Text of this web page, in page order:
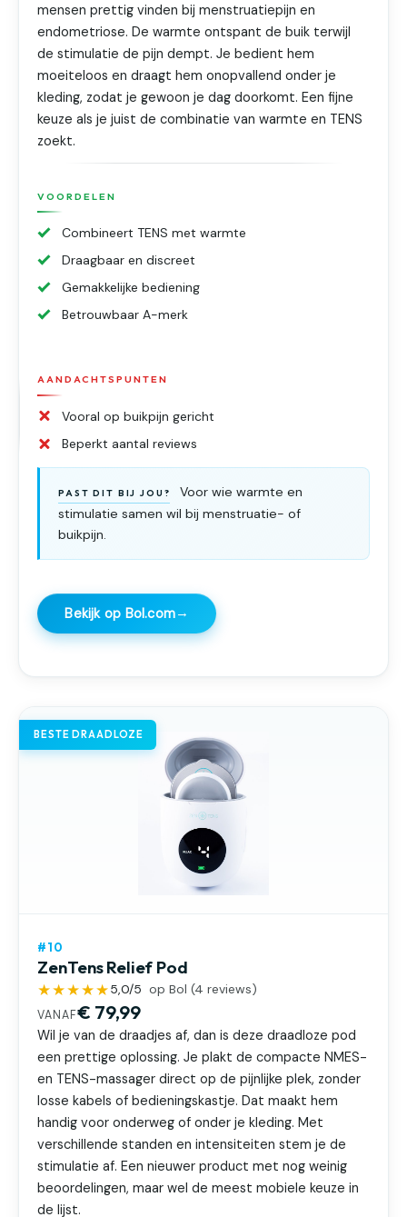
mensen prettig vinden bij menstruatiepijn en
endometriose. De warmte ontspant de buik terwijl
de stimulatie de pijn dempt. Je bedient hem
moeiteloos en draagt hem onopvallend onder je
kleding, zodat je gewoon je dag doorkomt. Een fijne
keuze als je juist de combinatie van warmte en TENS
zoekt.
VOORDELEN
Combineert TENS met warmte
Draagbaar en discreet
Gemakkelijke bediening
Betrouwbaar A-merk
AANDACHTSPUNTEN
Vooral op buikpijn gericht
Beperkt aantal reviews
PAST DIT BIJ JOU?
Voor wie warmte en
stimulatie samen wil bij menstruatie- of
buikpijn.
Bekijk op Bol.com→
BESTE DRAADLOZE
#10
ZenTens Relief Pod
★★★★★5,0/5 op Bol (4 reviews)
VANAF€ 79,99
Wil je van de draadjes af, dan is deze draadloze pod
een prettige oplossing. Je plakt de compacte NMES-
en TENS-massager direct op de pijnlijke plek, zonder
losse kabels of bedieningskastje. Dat maakt hem
handig voor onderweg of onder je kleding. Met
verschillende standen en intensiteiten stem je de
stimulatie af. Een nieuwer product met nog weinig
beoordelingen, maar wel de meest mobiele keuze in
de lijst.